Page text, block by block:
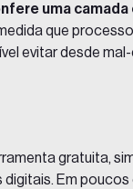
uma
que
evitar desde
gratuita,
Em